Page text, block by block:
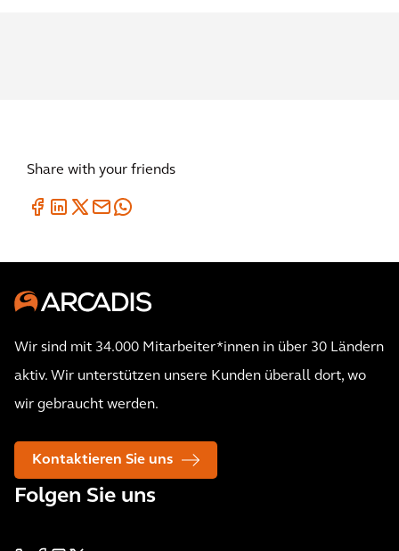
Share with your friends
Wir sind mit 34.000 Mitarbeiter*innen in über 30 Ländern
aktiv. Wir unterstützen unsere Kunden überall dort, wo
wir gebraucht werden.
Kontaktieren Sie uns
Folgen Sie uns